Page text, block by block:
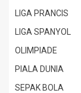
LIGA PRANCIS
LIGA SPANYOL
OLIMPIADE
PIALA DUNIA
SEPAK BOLA